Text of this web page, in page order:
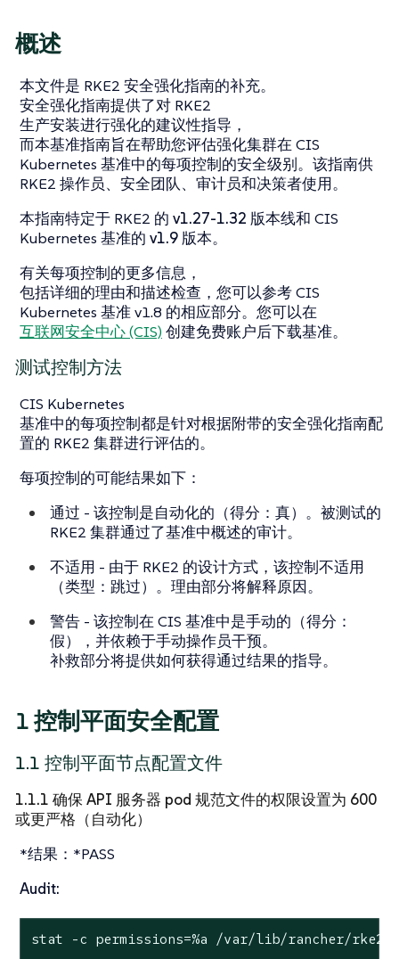
概述
本文件是 RKE2 安全强化指南的补充。
安全强化指南提供了对 RKE2
生产安装进行强化的建议性指导，
而本基准指南旨在帮助您评估强化集群在 CIS
Kubernetes 基准中的每项控制的安全级别。该指南供
RKE2 操作员、安全团队、审计员和决策者使用。
本指南特定于 RKE2 的 v1.27-1.32 版本线和 CIS
Kubernetes 基准的 v1.9 版本。
有关每项控制的更多信息，
包括详细的理由和描述检查，您可以参考 CIS
Kubernetes 基准 v1.8 的相应部分。您可以在
互联网安全中心 (CIS) 创建免费账户后下载基准。
测试控制方法
CIS Kubernetes
基准中的每项控制都是针对根据附带的安全强化指南配
置的 RKE2 集群进行评估的。
每项控制的可能结果如下：
通过 - 该控制是自动化的（得分：真）。被测试的
RKE2 集群通过了基准中概述的审计。
不适用 - 由于 RKE2 的设计方式，该控制不适用
（类型：跳过）。理由部分将解释原因。
警告 - 该控制在 CIS 基准中是手动的（得分：
假），并依赖于手动操作员干预。
补救部分将提供如何获得通过结果的指导。
1 控制平面安全配置
1.1 控制平面节点配置文件
1.1.1 确保 API 服务器 pod 规范文件的权限设置为 600
或更严格（自动化）
*结果：*PASS
Audit:
stat -c permissions=%a /var/lib/rancher/rke2/